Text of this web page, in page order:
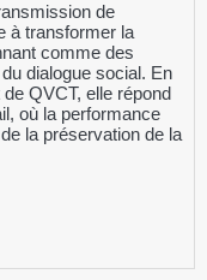
de
à transformer la
comme des
dialogue social. En
QVCT, elle répond
où la performance
la préservation de la